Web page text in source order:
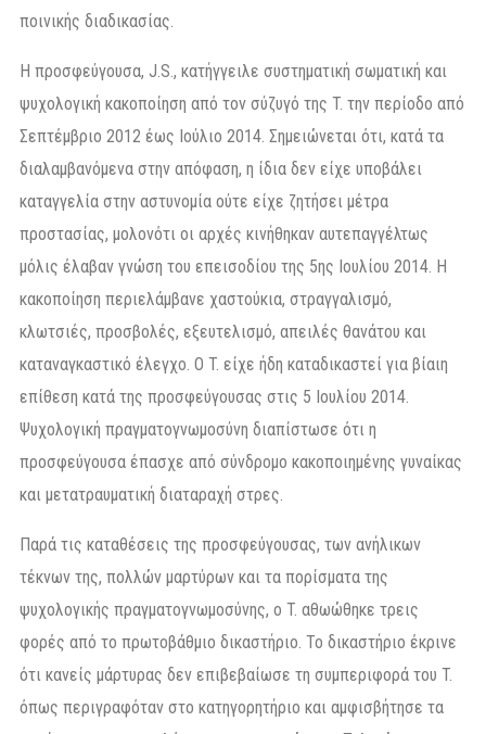
ποινικής διαδικασίας.
Η προσφεύγουσα, J.S., κατήγγειλε συστηματική σωματική και
ψυχολογική κακοποίηση από τον σύζυγό της T. την περίοδο από
Σεπτέμβριο 2012 έως Ιούλιο 2014. Σημειώνεται ότι, κατά τα
διαλαμβανόμενα στην απόφαση, η ίδια δεν είχε υποβάλει
καταγγελία στην αστυνομία ούτε είχε ζητήσει μέτρα
προστασίας, μολονότι οι αρχές κινήθηκαν αυτεπαγγέλτως
μόλις έλαβαν γνώση του επεισοδίου της 5ης Ιουλίου 2014. Η
κακοποίηση περιελάμβανε χαστούκια, στραγγαλισμό,
κλωτσιές, προσβολές, εξευτελισμό, απειλές θανάτου και
καταναγκαστικό έλεγχο. Ο T. είχε ήδη καταδικαστεί για βίαιη
επίθεση κατά της προσφεύγουσας στις 5 Ιουλίου 2014.
Ψυχολογική πραγματογνωμοσύνη διαπίστωσε ότι η
προσφεύγουσα έπασχε από σύνδρομο κακοποιημένης γυναίκας
και μετατραυματική διαταραχή στρες.
Παρά τις καταθέσεις της προσφεύγουσας, των ανήλικων
τέκνων της, πολλών μαρτύρων και τα πορίσματα της
ψυχολογικής πραγματογνωμοσύνης, ο T. αθωώθηκε τρεις
φορές από το πρωτοβάθμιο δικαστήριο. Το δικαστήριο έκρινε
ότι κανείς μάρτυρας δεν επιβεβαίωσε τη συμπεριφορά του T.
όπως περιγραφόταν στο κατηγορητήριο και αμφισβήτησε τα